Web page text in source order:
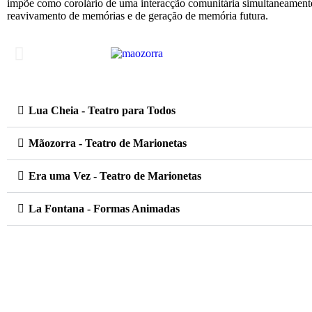
impõe como corolário de uma interacção comunitária
reavivamento de memórias e de geração de memória futura.
Lua Cheia - Teatro para Todos
Mãozorra - Teatro de Marionetas
Era uma Vez - Teatro de Marionetas
La Fontana - Formas Animadas